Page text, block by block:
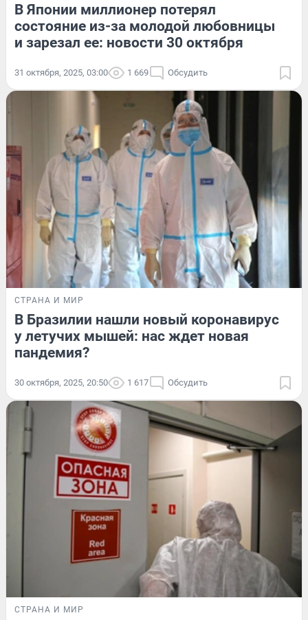
В Японии миллионер потерял
состояние из-за молодой любовницы
и зарезал ее: новости 30 октября
31 октября, 2025, 03:00 1 669 Обсудить
СТРАНА И МИР
В Бразилии нашли новый коронавирус
у летучих мышей: нас ждет новая
пандемия?
30 октября, 2025, 20:50 1 617 Обсудить
СТРАНА И МИР